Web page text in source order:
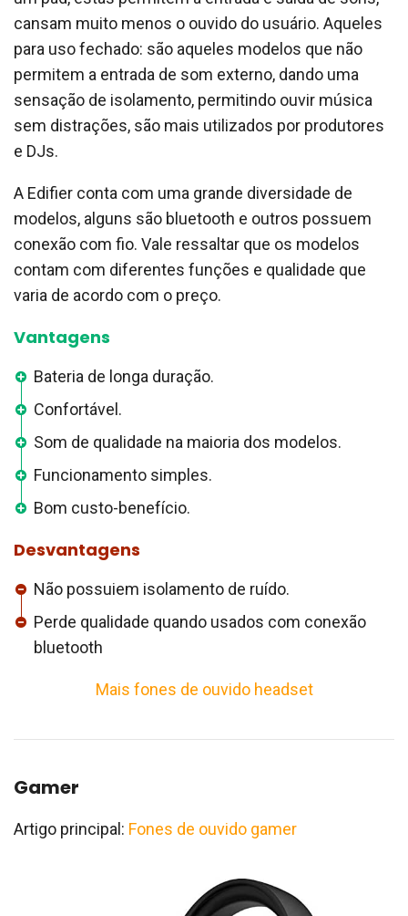
cansam muito menos o ouvido do usuário. Aqueles
para uso fechado: são aqueles modelos que não
permitem a entrada de som externo, dando uma
sensação de isolamento, permitindo ouvir música
sem distrações, são mais utilizados por produtores
e DJs.
A Edifier conta com uma grande diversidade de
modelos, alguns são bluetooth e outros possuem
conexão com fio. Vale ressaltar que os modelos
contam com diferentes funções e qualidade que
varia de acordo com o preço.
Vantagens
Bateria de longa duração.
Confortável.
Som de qualidade na maioria dos modelos.
Funcionamento simples.
Bom custo-benefício.
Desvantagens
Não possuiem isolamento de ruído.
Perde qualidade quando usados com conexão
bluetooth
Mais fones de ouvido headset
Gamer
Artigo principal: Fones de ouvido gamer